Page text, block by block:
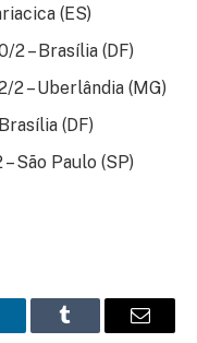
(ES)
2 – Brasília (DF)
2 – Uberlândia (MG)
(DF)
São Paulo (SP)
Tumblr Email